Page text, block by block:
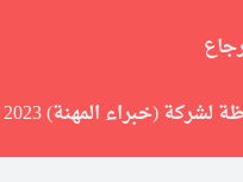
(خبراء المهنة) 2023